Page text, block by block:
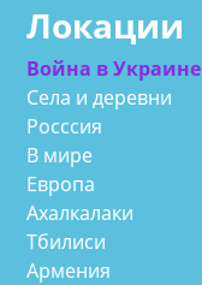
Локации
Война в Украине
Села и деревни
Росссия
В мире
Европа
Ахалкалаки
Тбилиси
Армения